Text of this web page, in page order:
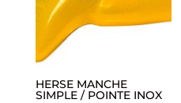
HERSE MANCHE
SIMPLE / POINTE INOX